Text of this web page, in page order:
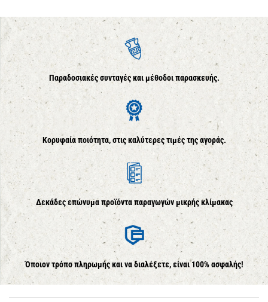
Παραδοσιακές συνταγές και μέθοδοι παρασκευής.
Κορυφαία ποιότητα, στις καλύτερες τιμές της αγοράς.
Δεκάδες επώνυμα προϊόντα παραγωγών μικρής κλίμακας
Όποιον τρόπο πληρωμής και να διαλέξετε, είναι 100% ασφαλής!